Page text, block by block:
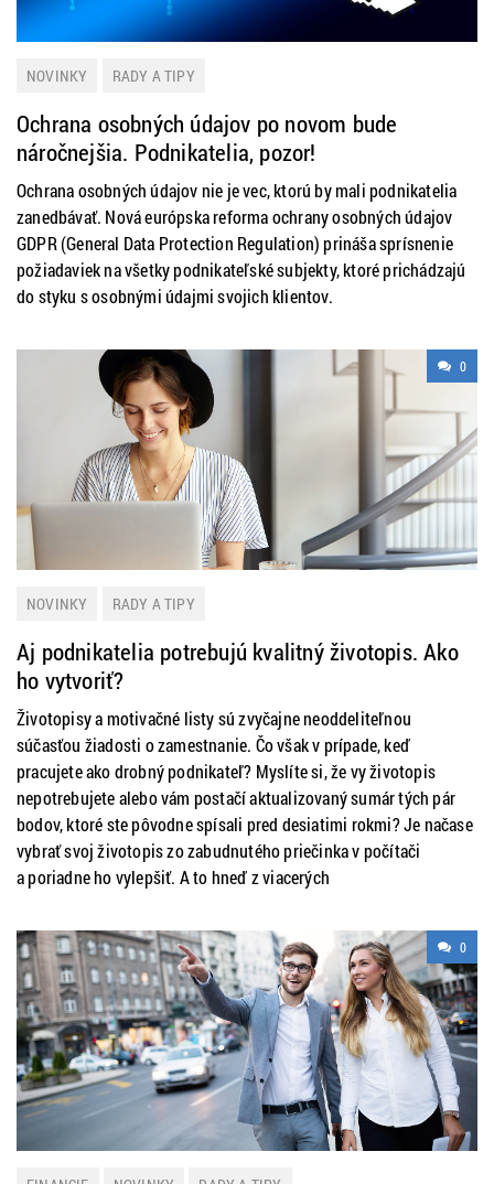
NOVINKY RADY A TIPY
Ochrana osobných údajov po novom bude
náročnejšia. Podnikatelia, pozor!
Ochrana osobných údajov nie je vec, ktorú by mali podnikatelia
zanedbávať. Nová európska reforma ochrany osobných údajov
GDPR (General Data Protection Regulation) prináša sprísnenie
požiadaviek na všetky podnikateľské subjekty, ktoré prichádzajú
do styku s osobnými údajmi svojich klientov.
0
NOVINKY RADY A TIPY
Aj podnikatelia potrebujú kvalitný životopis. Ako
ho vytvoriť?
Životopisy a motivačné listy sú zvyčajne neoddeliteľnou
súčasťou žiadosti o zamestnanie. Čo však v prípade, keď
pracujete ako drobný podnikateľ? Myslíte si, že vy životopis
nepotrebujete alebo vám postačí aktualizovaný sumár tých pár
bodov, ktoré ste pôvodne spísali pred desiatimi rokmi? Je načase
vybrať svoj životopis zo zabudnutého priečinka v počítači
a poriadne ho vylepšiť. A to hneď z viacerých
0